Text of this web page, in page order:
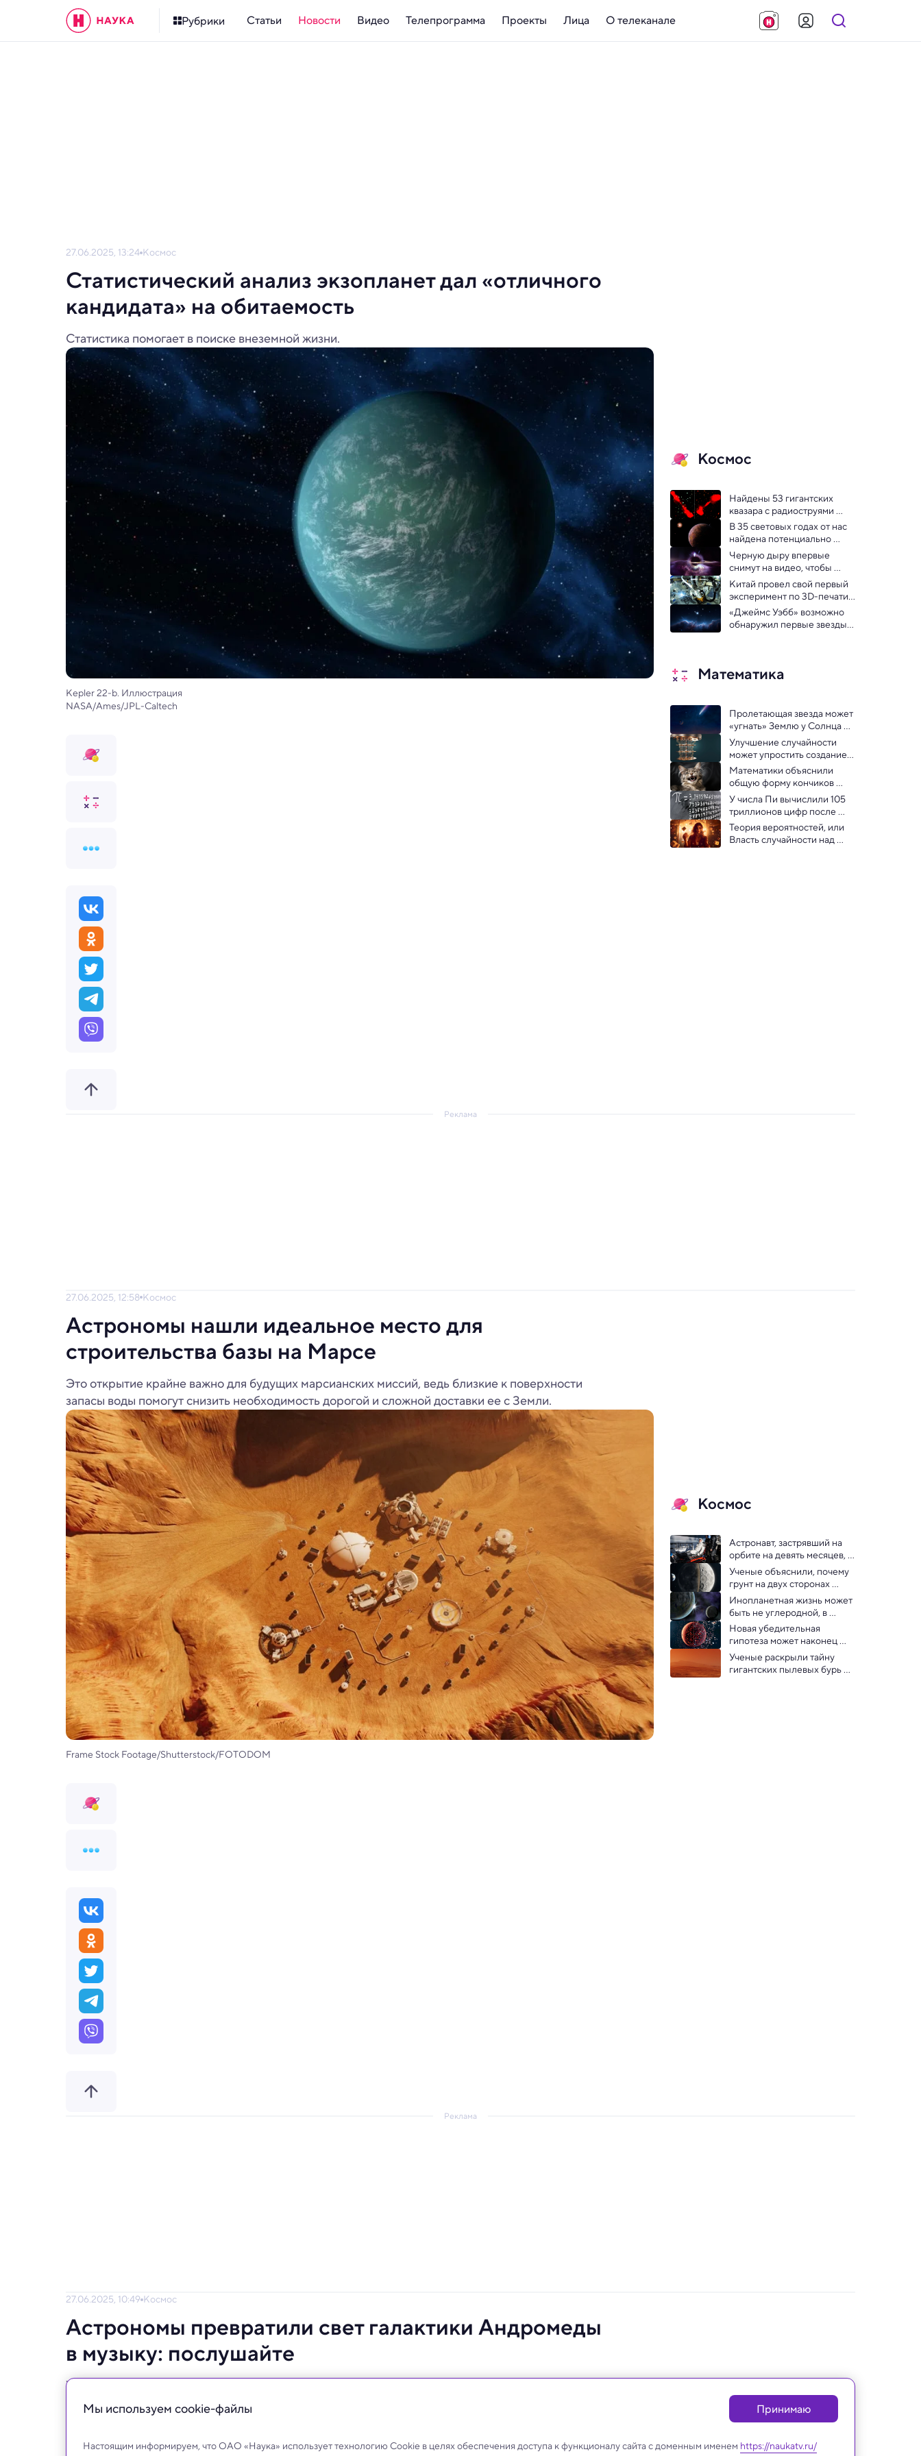
Рубрики Статьи Новости Видео Телепрограмма Проекты Лица О телеканале
27.06.2025, 13:24 Космос
Статистический анализ экзопланет дал «отличного
кандидата» на обитаемость
Статистика помогает в поиске внеземной жизни.
Kepler 22-b. Иллюстрация
NASA/Ames/JPL-Caltech
Космос
Найдены 53 гигантских
квазара с радиоструями
длиной с 50 Млечных
Путей
В 35 световых годах от нас
найдена потенциально
обитаемая планета
Черную дыру впервые
снимут на видео, чтобы
обелить ее репутацию
Китай провел свой первый
эксперимент по 3D-печати
металлом в космосе
«Джеймс Уэбб» возможно
обнаружил первые звезды
Математика
Пролетающая звезда может
«угнать» Землю у Солнца —
теория
Улучшение случайности
может упростить создание
более мощных квантовых
компьютеров
Математики объяснили
общую форму кончиков
когтей, клыков и
карандашей
У числа Пи вычислили 105
триллионов цифр после
запятой — это мировой
рекорд
Теория вероятностей, или
Власть случайности над
Реклама
27.06.2025, 12:58 Космос
Астрономы нашли идеальное место для
строительства базы на Марсе
Это открытие крайне важно для будущих марсианских миссий, ведь близкие к поверхности
запасы воды помогут снизить необходимость дорогой и сложной доставки ее с Земли.
Frame Stock Footage/Shutterstock/FOTODOM
Космос
Астронавт, застрявший на
орбите на девять месяцев,
ушел в отставку из НАСА
Ученые объяснили, почему
грунт на двух сторонах
Луны оказался разным
Инопланетная жизнь может
быть не углеродной, в
отличие от земной
Новая убедительная
гипотеза может наконец
объяснить, как
сформировалась Земля
Ученые раскрыли тайну
гигантских пылевых бурь на
Реклама
27.06.2025, 10:49 Космос
Астрономы превратили свет галактики Андромеды
в музыку: послушайте
Ученые соединили многоволновые данные в музыкальную композицию — процесс, называемый
соноризацией.
Мы используем сookie-файлы Принимаю
Настоящим информируем, что ОАО «Наука» использует технологию Cookie в целях обеспечения доступа к функционалу сайта с доменным именем https://naukatv.ru/